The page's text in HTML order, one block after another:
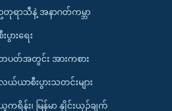
တုရာသီနဲ့ အနာဂတ်ကမ္ဘာ
းပွားရေး
ပတ်အတွင်း အားကစား
ယ်ယာစီးပွားသတင်းများ
ကရိန်း၊ မြန်မာ နှိုင်းယှဉ်ချက်